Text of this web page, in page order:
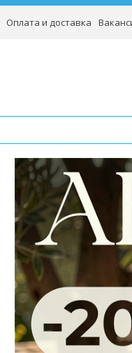
Оплата и доставка